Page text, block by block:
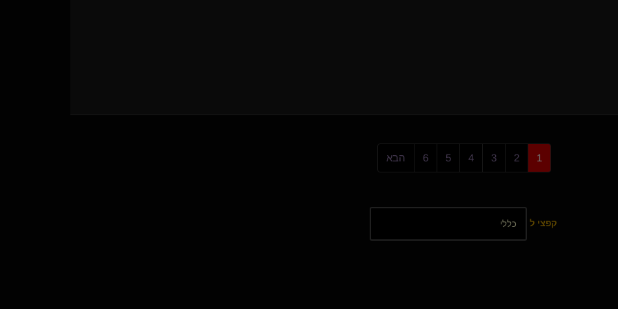
1
2
3
4
5
6 הבא
קפצי ל